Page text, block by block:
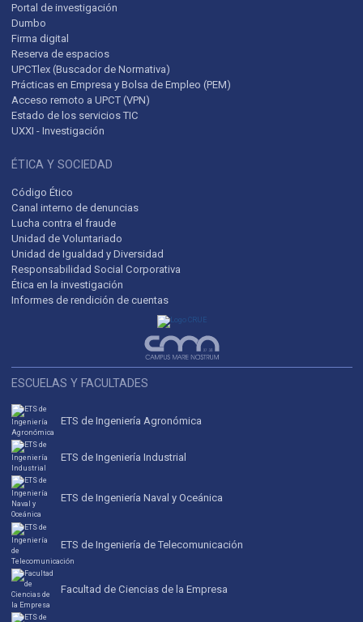
Portal de investigación
Dumbo
Firma digital
Reserva de espacios
UPCTlex (Buscador de Normativa)
Prácticas en Empresa y Bolsa de Empleo (PEM)
Acceso remoto a UPCT (VPN)
Estado de los servicios TIC
UXXI - Investigación
ÉTICA Y SOCIEDAD
Código Ético
Canal interno de denuncias
Lucha contra el fraude
Unidad de Voluntariado
Unidad de Igualdad y Diversidad
Responsabilidad Social Corporativa
Ética en la investigación
Informes de rendición de cuentas
ESCUELAS Y FACULTADES
ETS de Ingeniería Agronómica
ETS de Ingeniería Industrial
ETS de Ingeniería Naval y Oceánica
ETS de Ingeniería de Telecomunicación
Facultad de Ciencias de la Empresa